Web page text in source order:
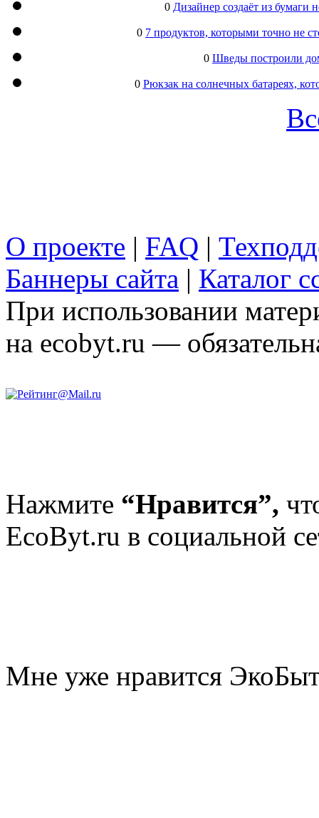
0 Дизайнер создаёт из
0 7 продуктов, которыми точно не
0 Шведы построили
0 Рюкзак на солнечных батареях,
О проекте | FAQ |
Баннеры сайта | Каталог
При использовании
на ecobyt.ru —
Нажмите “Нравится”,
EcoByt.ru в социальной
Мне уже нравится